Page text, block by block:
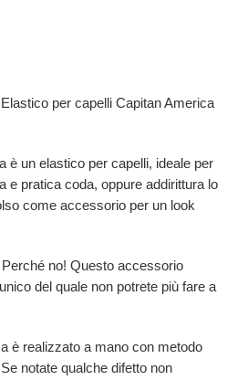
per capelli Capitan America
è un elastico per capelli, ideale per
e pratica coda, oppure addirittura lo
come accessorio per un look
no! Questo accessorio
del quale non potrete più fare a
è realizzato a mano con metodo
notate qualche difetto non